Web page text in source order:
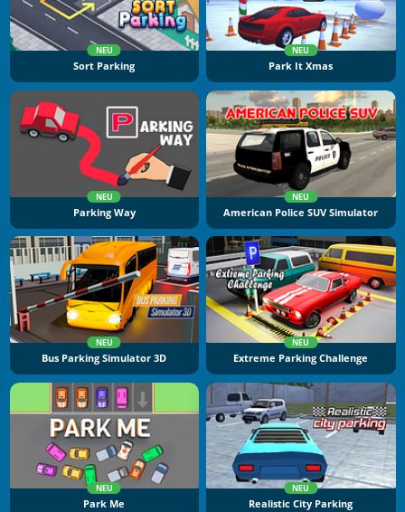
NEU
Sort Parking
NEU
Park It Xmas
NEU
Parking Way
NEU
American Police SUV Simulator
NEU
Bus Parking Simulator 3D
NEU
Extreme Parking Challenge
NEU
Park Me
NEU
Realistic City Parking